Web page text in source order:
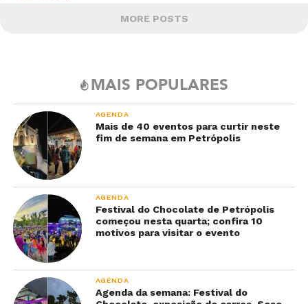
MORE POSTS
MAIS POPULARES
AGENDA
Mais de 40 eventos para curtir neste
fim de semana em Petrópolis
AGENDA
Festival do Chocolate de Petrópolis
começou nesta quarta; confira 10
motivos para visitar o evento
AGENDA
Agenda da semana: Festival do